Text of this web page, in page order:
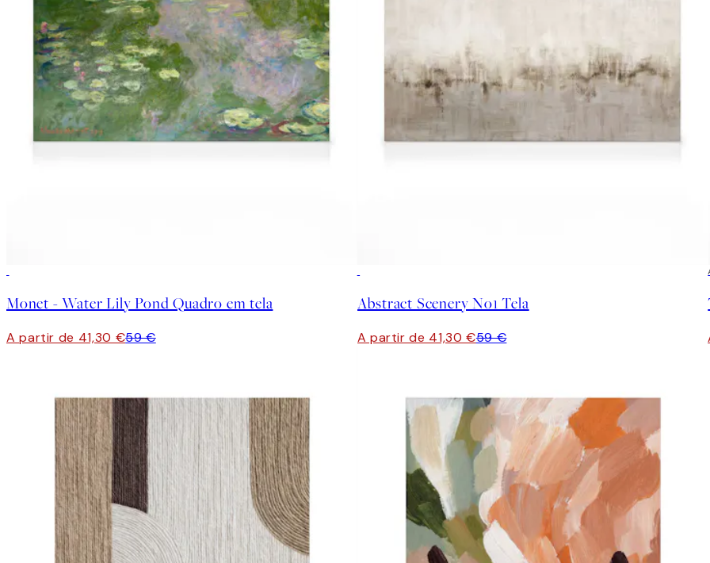
Monet - Water Lily Pond Quadro em tela
A partir de 41,30 €59 €
Abstract Scenery No1 Tela
A partir de 41,30 €59 €